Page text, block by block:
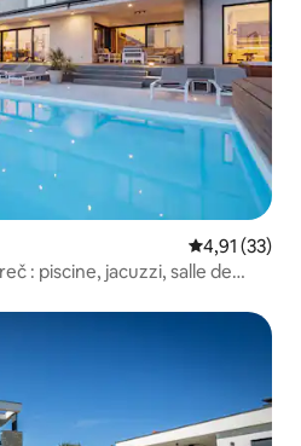
Évaluation
4,91 (33)
: piscine, jacuzzi, salle de